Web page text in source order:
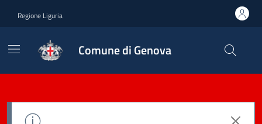
Regione Liguria
Comune di Genova